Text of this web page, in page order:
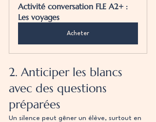
Activité conversation FLE A2+ :
Les voyages
Acheter
2. Anticiper les blancs
avec des questions
préparées
Un silence peut gêner un élève, surtout en